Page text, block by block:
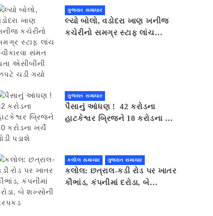
ગુજરાત સમાચાર
લ્યો બોલો, વડોદરા ખાણ ખનીજ
કચેરીનો સમગ્ર સ્ટાફ લાંચ
ગુજરાત સમાચાર
પૈસાનું આંધણ ! 42 કરોડના
હાટકેશ્વર બ્રિજને 10 કરોડના ખર્ચે
કલોલ સમાચાર ગુજરાત સમાચાર
કલોલ: છત્રાલ-કડી રોડ પર ખાતર
કૌભાંડ, કંપનીમાં દરોડા, બે